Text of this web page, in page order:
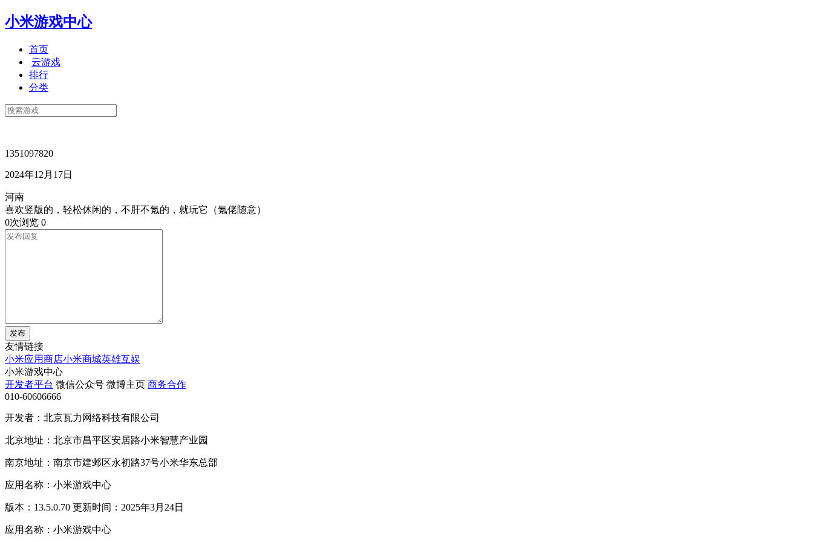
小米游戏中心
首页
云游戏
排行
分类
1351097820
2024年12月17日
河南
喜欢竖版的，轻松休闲的，不肝不氪的，就玩它（氪佬随意）
0次浏览 0
发布
友情链接
小米应用商店小米商城英雄互娱
小米游戏中心
开发者平台 微信公众号 微博主页 商务合作
010-60606666
开发者：北京瓦力网络科技有限公司
北京地址：北京市昌平区安居路小米智慧产业园
南京地址：南京市建邺区永初路37号小米华东总部
应用名称：小米游戏中心
版本：13.5.0.70 更新时间：2025年3月24日
应用名称：小米游戏中心